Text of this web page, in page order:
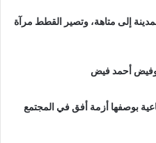
إلى متاهة، وتصير القطط مرآة
أحمد فيض
بوصفها أزمة أفق في المجتمع